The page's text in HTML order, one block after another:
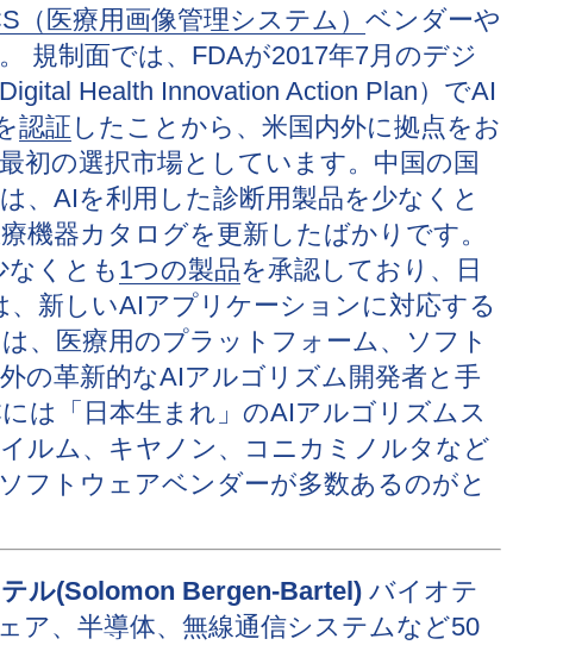
（医療用画像管理システム） ベンダーや
規制面では、FDAが2017年7月のデジ
Health Innovation Action Plan）でAI
認証 したことから、米国内外に拠点をお
初の選択市場としています。中国の国
、AIを利用した診断用製品を少なくと
機器カタログを更新したばかりです。
なくとも 1つの製品を承認しており、日
新しいAIアプリケーションに対応する
、医療用のプラットフォーム、ソフト
の革新的なAIアルゴリズム開発者と手
は「日本生まれ」のAIアルゴリズムス
ルム、キヤノン、コニカミノルタなど
フトウェアベンダーが多数あるのがと
ル(Solomon Bergen-Bartel) バイオテ
ア、半導体、無線通信システムなど50